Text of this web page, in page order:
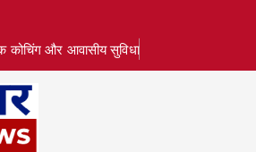
कोचिंग और आवासीय सुविधा